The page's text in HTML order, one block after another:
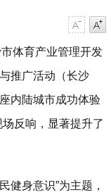
体育产业管理开发
推广活动（长沙
内陆城市成功体验
反响，显著提升了
健身意识”为主题，